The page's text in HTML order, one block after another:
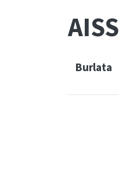
AISS
Burlata